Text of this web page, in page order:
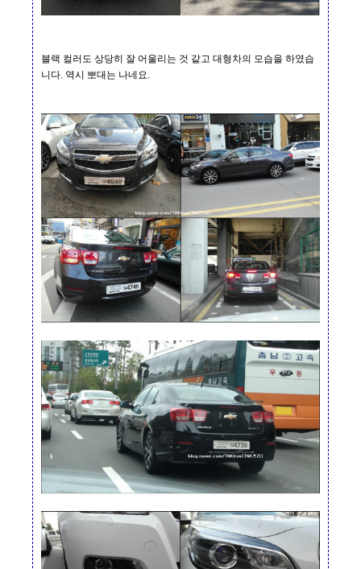
블랙 컬러도 상당히 잘 어울리는 것 같고 대형차의 모습을 하였습
니다. 역시 뽀대는 나네요.